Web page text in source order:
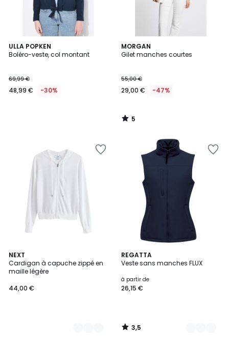
ULLA POPKEN
Boléro-veste, col montant
69,99 €
48,99 € -30%
MORGAN
Gilet manches courtes
55,00 €
29,00 € -47%
5
/
5
/
NEXT
Cardigan à capuche zippé en
maille légère
44,00 €
2
Couleurs
REGATTA
Veste sans manches FLUX
à partir de
26,15 €
3,5
/ 5
4
Couleurs
3,5
/